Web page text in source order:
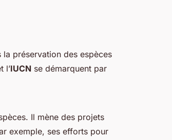
préservation des espèces
l’IUCN se démarquent par
Il mène des projets
exemple, ses efforts pour